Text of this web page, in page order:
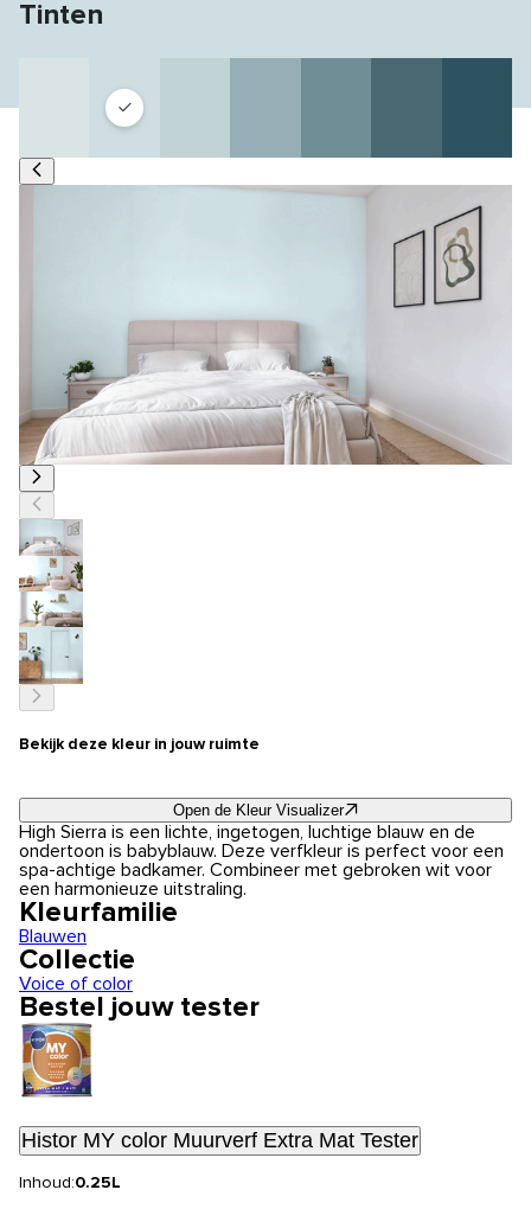
Tinten
Bekijk deze kleur in jouw ruimte
Open de Kleur Visualizer
High Sierra is een lichte, ingetogen, luchtige blauw en de
ondertoon is babyblauw. Deze verfkleur is perfect voor een
spa-achtige badkamer. Combineer met gebroken wit voor
een harmonieuze uitstraling.
Kleurfamilie
Blauwen
Collectie
Voice of color
Bestel jouw tester
Histor MY color Muurverf Extra Mat Tester
Inhoud:0.25L